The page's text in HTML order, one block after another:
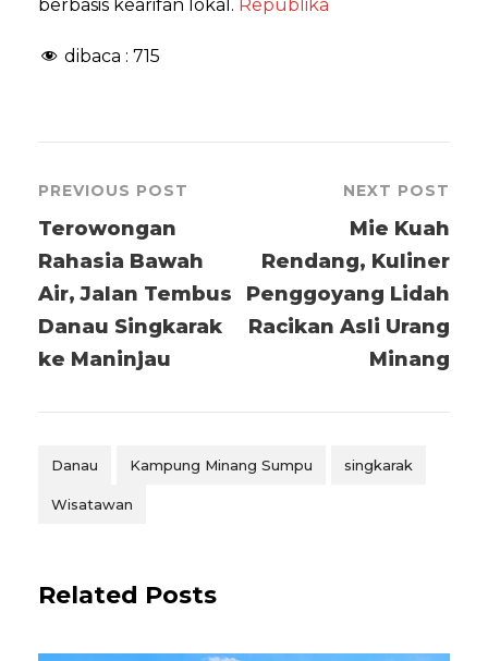
berbasis kearifan lokal. Republika
dibaca : 715
PREVIOUS POST
Terowongan
Rahasia Bawah
Air, Jalan Tembus
Danau Singkarak
ke Maninjau
NEXT POST
Mie Kuah
Rendang, Kuliner
Penggoyang Lidah
Racikan Asli Urang
Minang
Danau Kampung Minang Sumpu singkarak
Wisatawan
Related Posts